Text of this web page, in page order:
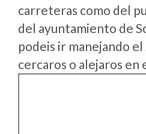
carreteras como del
del ayuntamiento de
podeis ir manejando el
cercaros o alejaros en